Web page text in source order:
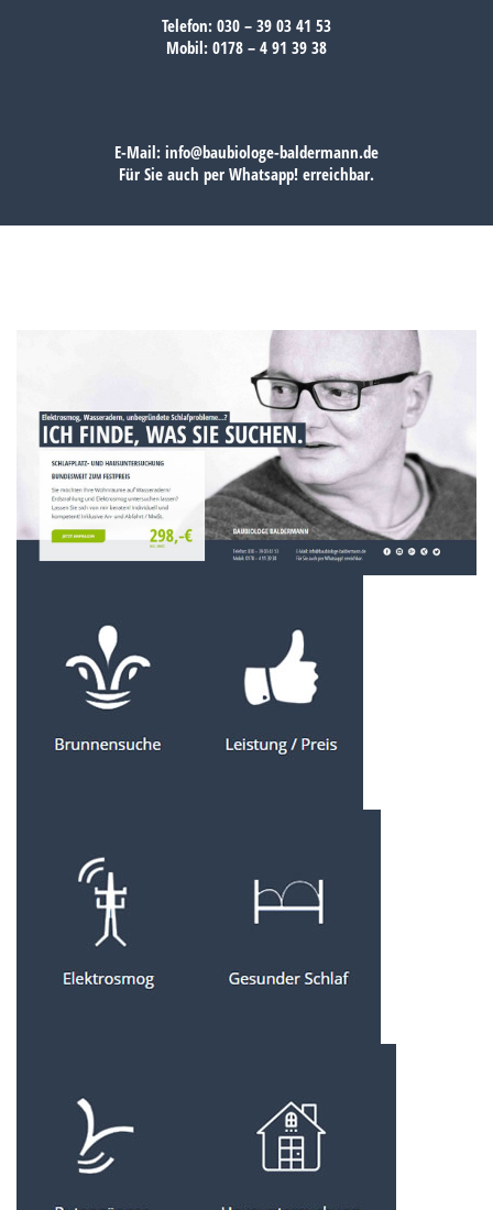
Telefon: 030 – 39 03 41 53
Mobil: 0178 – 4 91 39 38
E-Mail: info@baubiologe-baldermann.de
Für Sie auch per Whatsapp! erreichbar.